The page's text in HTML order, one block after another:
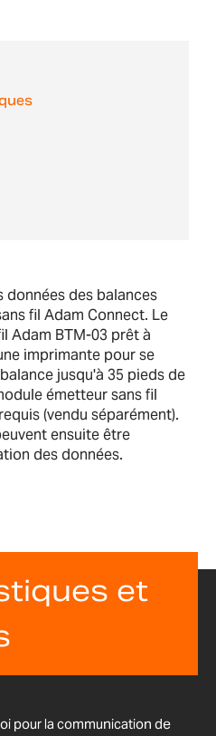
des balances
fil Adam Connect. Le
Adam BTM-03 prêt à
imprimante pour se
jusqu'à 35 pieds de
émetteur sans fil
(vendu séparément).
ensuite être
des données.
et
pour la communication de